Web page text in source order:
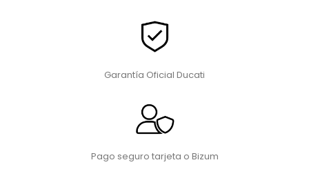
Garantía Oficial Ducati
Pago seguro tarjeta o Bizum